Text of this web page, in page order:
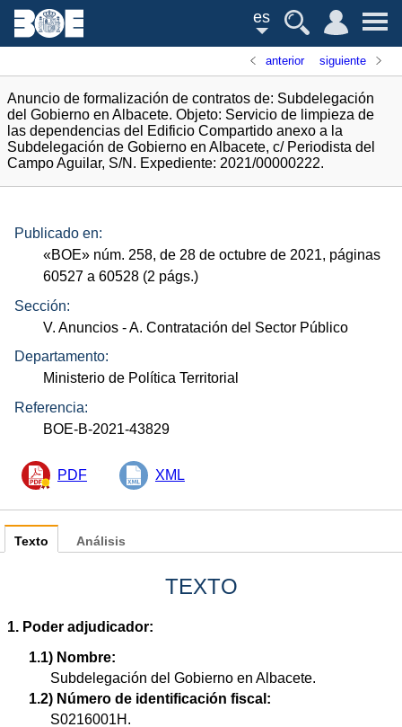
es
anterior siguiente
Anuncio de formalización de contratos de: Subdelegación
del Gobierno en Albacete. Objeto: Servicio de limpieza de
las dependencias del Edificio Compartido anexo a la
Subdelegación de Gobierno en Albacete, c/ Periodista del
Campo Aguilar, S/N. Expediente: 2021/00000222.
Publicado en:
«BOE» núm. 258, de 28 de octubre de 2021, páginas
60527 a 60528 (2 págs.)
Sección:
V. Anuncios - A. Contratación del Sector Público
Departamento:
Ministerio de Política Territorial
Referencia:
BOE-B-2021-43829
PDF XML
Texto
TEXTO
1. Poder adjudicador:
1.1) Nombre:
Subdelegación del Gobierno en Albacete.
1.2) Número de identificación fiscal:
S0216001H.
Análisis